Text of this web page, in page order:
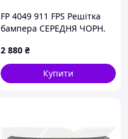
FP 4049 911 FPS Решітка
бампера СЕРЕДНЯ ЧОРН.
KOREA 86569D9510
2 880 ₴
Купити